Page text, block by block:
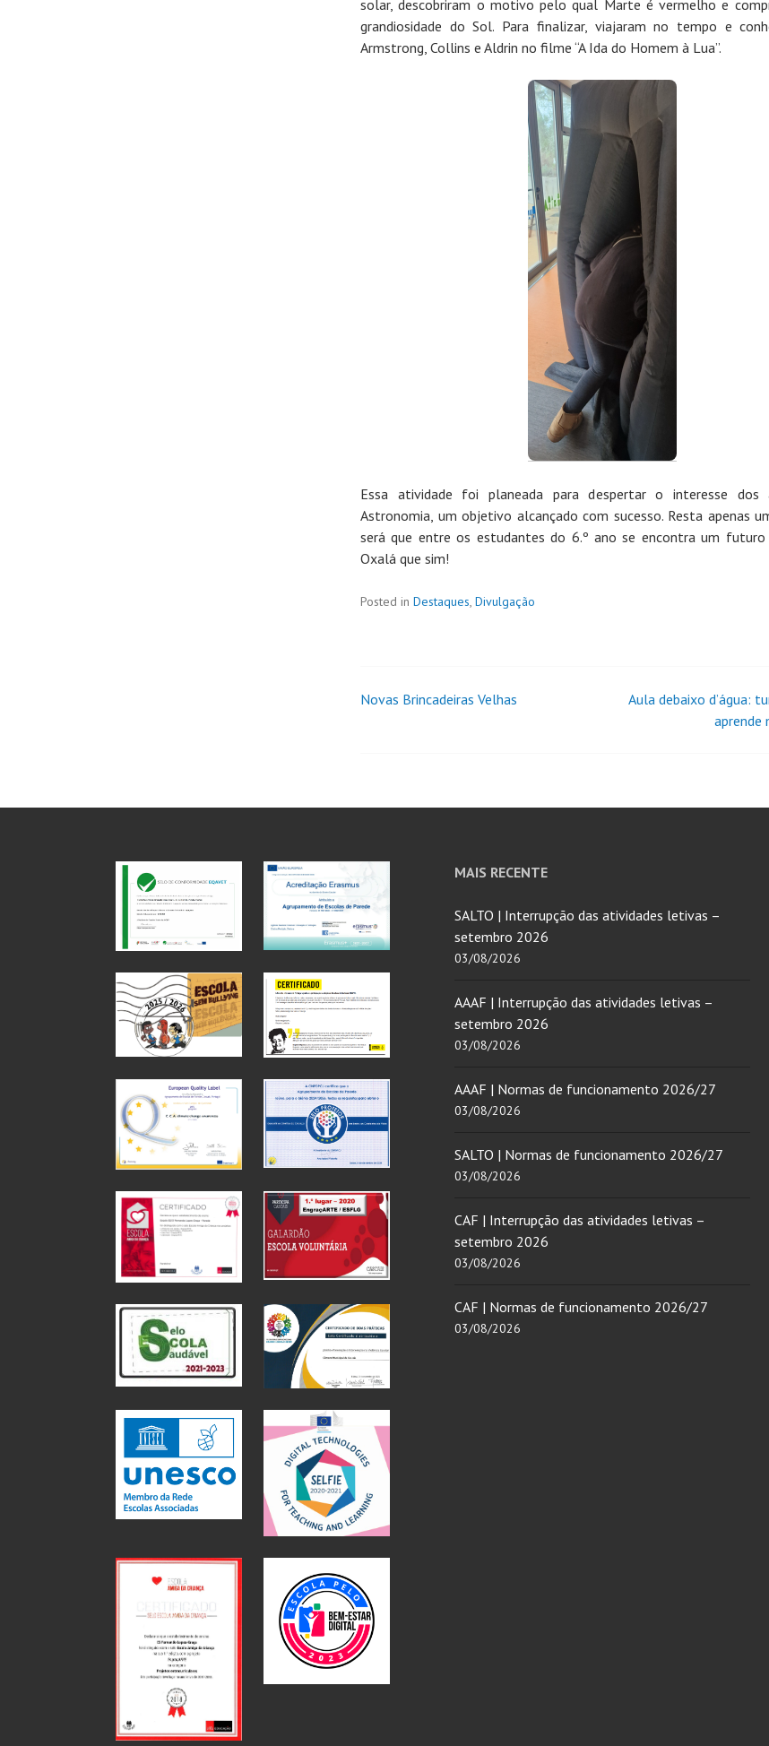
solar, descobriram o motivo pelo qual Marte é vermelho e
grandiosidade do Sol. Para finalizar, viajaram no tempo e
Armstrong, Collins e Aldrin no filme “A Ida do Homem à Lua”.
Essa atividade foi planeada para despertar o interesse dos
Astronomia, um objetivo alcançado com sucesso. Resta apenas
será que entre os estudantes do 6.º ano se encontra um futuro
Oxalá que sim!
Posted in Destaques, Divulgação
Novas Brincadeiras Velhas
Aula debaixo d’água:
aprende
MAIS RECENTE
SALTO | Interrupção das atividades letivas –
setembro 2026
03/08/2026
AAAF | Interrupção das atividades letivas –
setembro 2026
03/08/2026
AAAF | Normas de funcionamento 2026/27
03/08/2026
SALTO | Normas de funcionamento 2026/27
03/08/2026
CAF | Interrupção das atividades letivas –
setembro 2026
03/08/2026
CAF | Normas de funcionamento 2026/27
03/08/2026